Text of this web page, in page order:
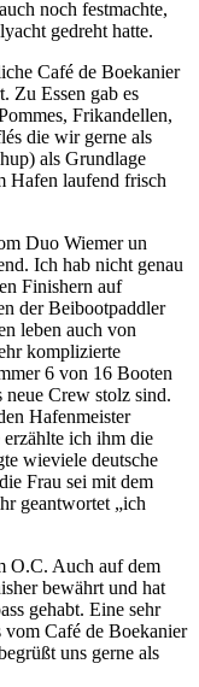
noch festmachte,
gedreht hatte.
Café de Boekanier
Zu Essen gab es
Frikandellen,
die wir gerne als
als Grundlage
Hafen laufend frisch
Duo Wiemer un
Ich hab nicht genau
Finishern auf
der Beibootpaddler
leben auch von
komplizierte
6 von 16 Booten
Crew stolz sind.
Hafenmeister
ich ihm die
wieviele deutsche
Frau sei mit dem
geantwortet „ich
O.C. Auch auf dem
bewährt und hat
gehabt. Eine sehr
Café de Boekanier
uns gerne als